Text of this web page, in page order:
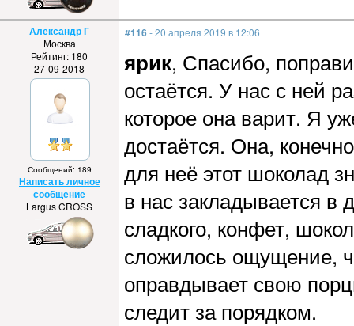
Александр Г
Москва
Рейтинг: 180
27-09-2018
Сообщений: 189
Написать личное
сообщение
Largus CROSS
#116- 20 апреля 2019 в 12:06
ярик, Спасибо,
остаётся. У нас с ней
которое она варит. Я
достаётся. Она,
для неё этот шоколад
в нас закладывается в
сладкого, конфет,
сложилось ощущение,
оправдывает свою
следит за порядком.